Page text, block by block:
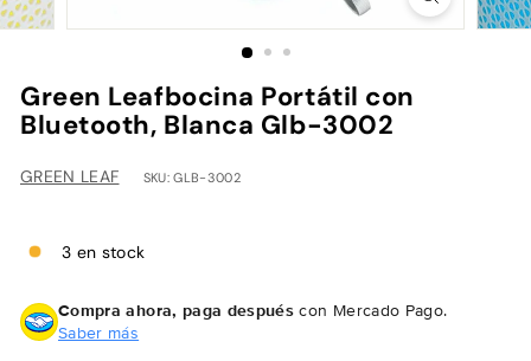
Green Leafbocina Portátil con
Bluetooth, Blanca Glb-3002
GREEN LEAF SKU: GLB-3002
3 en stock
Compra ahora, paga después con Mercado Pago.
Saber más